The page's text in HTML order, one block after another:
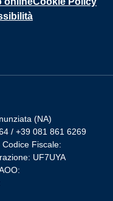
(NA)
/ +39 081 861 6269
Fiscale:
UF7UYA